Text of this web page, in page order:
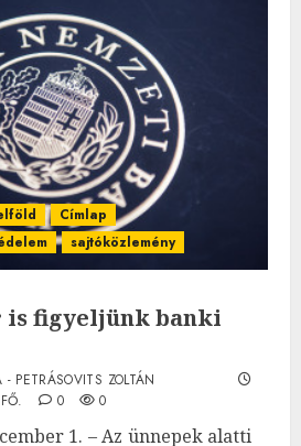
Címlap
sajtóközlemény
is figyeljünk banki
- PETRÁSOVITS ZOLTÁN
0 0
1. – Az ünnepek alatti